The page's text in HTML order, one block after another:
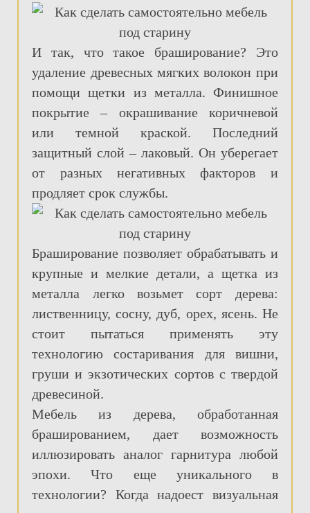
И так, что такое браширование? Это
удаление древесных мягких волокон при
помощи щетки из металла. Финишное
покрытие – окрашивание коричневой
или темной краской. Последний
защитный слой – лаковый. Он уберегает
от разных негативных факторов и
продляет срок службы.
Браширование позволяет обрабатывать и
крупные и мелкие детали, а щетка из
металла легко возьмет сорт дерева:
лиственницу, сосну, дуб, орех, ясень. Не
стоит пытаться применять эту
технологию состаривания для вишни,
груши и экзотических сортов с твердой
древесиной.
Мебель из дерева, обработанная
брашированием, дает возможность
иллюзировать аналог гарнитура любой
эпохи. Что еще уникального в
технологии? Когда надоест визуальная